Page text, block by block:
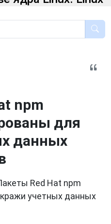
npm
для
данных
Red Hat npm
учетных данных